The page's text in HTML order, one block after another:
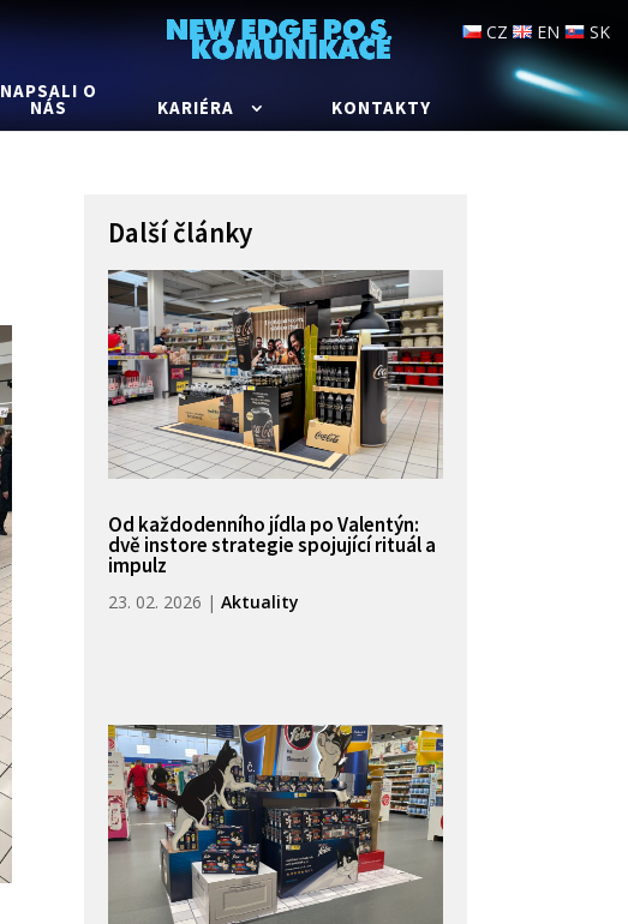
NAPSALI O
NÁS KARIÉRA KONTAKTY
CZ EN SK
Další články
Od každodenního jídla po Valentýn:
dvě instore strategie spojující rituál a
impulz
23. 02. 2026 | Aktuality